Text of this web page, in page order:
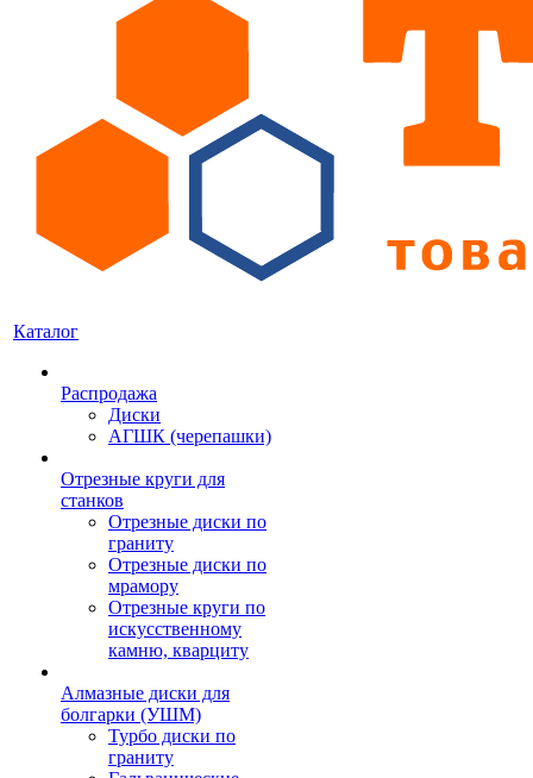
Каталог
Распродажа
Диски
АГШК (черепашки)
Отрезные круги для
станков
Отрезные диски по
граниту
Отрезные диски по
мрамору
Отрезные круги по
искусственному
камню, кварциту
Алмазные диски для
болгарки (УШМ)
Турбо диски по
граниту